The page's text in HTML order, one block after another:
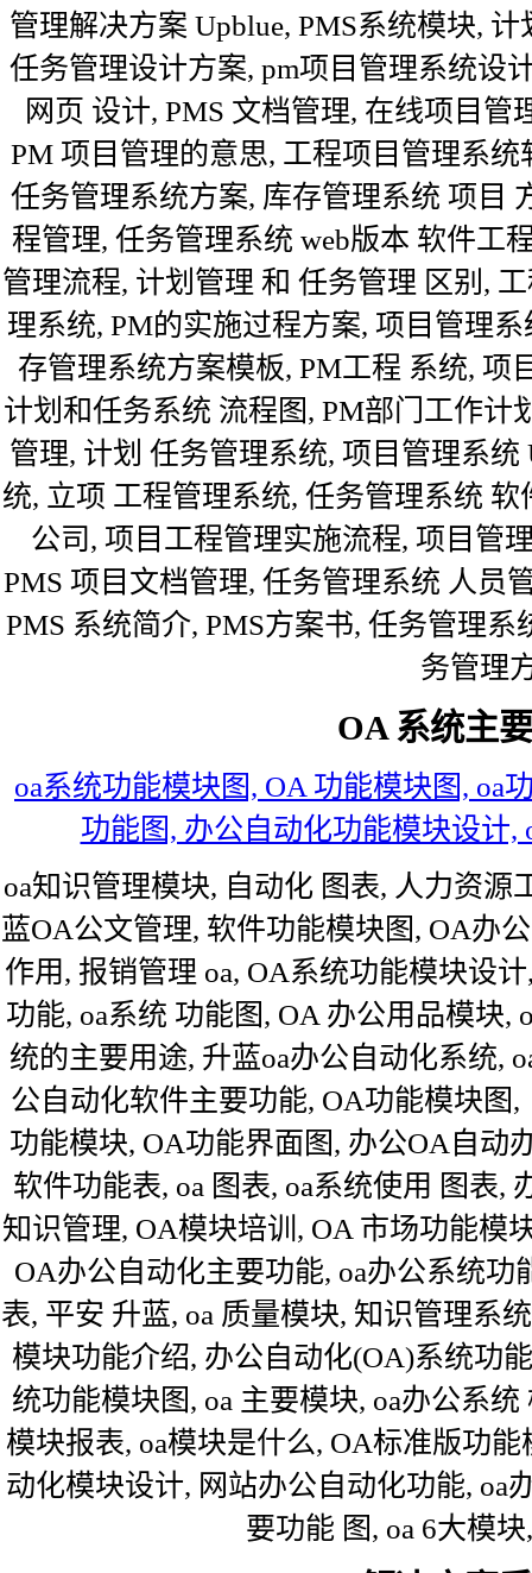
管理解决方案 Upblue, PMS系统模块,
任务管理设计方案, pm项目管理系统设
网页 设计, PMS 文档管理, 在线项目
PM 项目管理的意思, 工程项目管理系
任务管理系统方案, 库存管理系统 项目
程管理, 任务管理系统 web版本 软件工
管理流程, 计划管理 和 任务管理 区别,
理系统, PM的实施过程方案, 项目管理
存管理系统方案模板, PM工程 系统, 项
计划和任务系统 流程图, PM部门工作计
管理, 计划 任务管理系统, 项目管理系
统, 立项 工程管理系统, 任务管理系统
公司, 项目工程管理实施流程, 项目管
PMS 项目文档管理, 任务管理系统 人员
PMS 系统简介, PMS方案书, 任务管理
务管理
OA 系统主
oa系统功能模块图, OA 功能模块图, oa
功能图, 办公自动化功能模块设计,
oa知识管理模块, 自动化 图表, 人力资
蓝OA公文管理, 软件功能模块图, OA办
作用, 报销管理 oa, OA系统功能模块设
功能, oa系统 功能图, OA 办公用品模块,
统的主要用途, 升蓝oa办公自动化系统,
公自动化软件主要功能, OA功能模块图
功能模块, OA功能界面图, 办公OA自动
软件功能表, oa 图表, oa系统使用 图表,
知识管理, OA模块培训, OA 市场功能模
OA办公自动化主要功能, oa办公系统
表, 平安 升蓝, oa 质量模块, 知识管理系
模块功能介绍, 办公自动化(OA)系统功
统功能模块图, oa 主要模块, oa办公系
模块报表, oa模块是什么, OA标准版功
动化模块设计, 网站办公自动化功能, oa
要功能 图, oa 6大模